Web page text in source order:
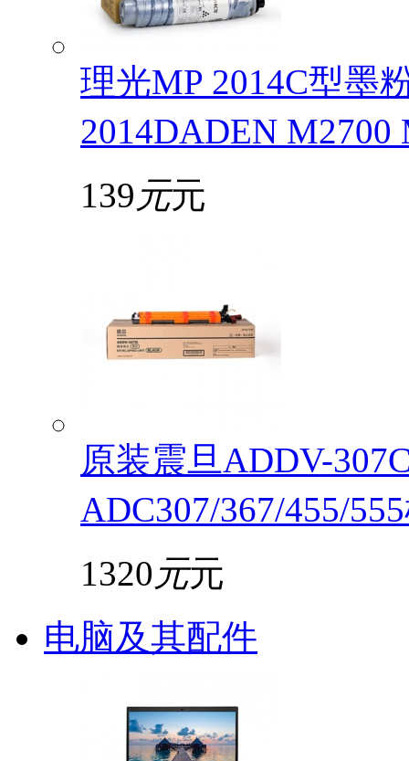
理光MP 2014C型墨
2014DADEN
139 元元
原装震旦ADDV-
ADC307/367/455/
1320 元元
电脑及其配件